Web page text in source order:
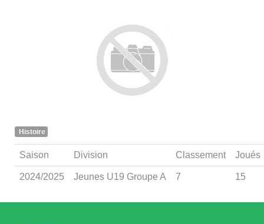
Histoire
Saison Division Classement Joués
2024/2025 Jeunes U19 Groupe A 7 15